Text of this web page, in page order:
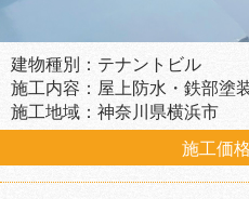
建物種別：テナントビル
施工内容：屋上防水・鉄部塗
施工地域：神奈川県横浜市
施工価